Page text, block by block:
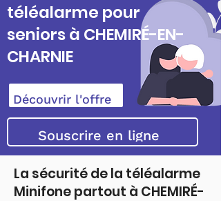
téléalarme pour
seniors à CHEMIRÉ-EN-
CHARNIE
Découvrir l'offre
Souscrire en ligne
La sécurité de la téléalarme
Minifone partout à CHEMIRÉ-